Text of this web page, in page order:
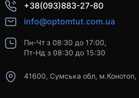
+38(093)883-27-80
info@optomtut.com.ua
Пн-Чт з 08:30 до 17:00,
Пт-Нд з 08:30 до 15:30
41600, Сумська обл, м.Конотоп,